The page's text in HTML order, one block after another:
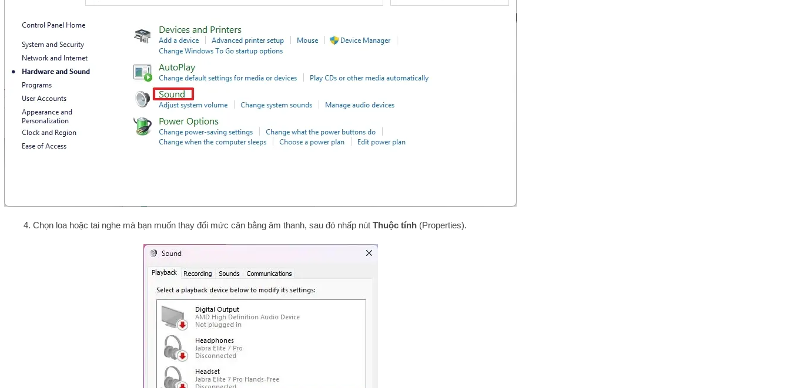
4. Chọn loa hoặc tai nghe mà bạn muốn thay đổi mức cân bằng âm thanh, sau đó nhấp nút Thuộc tính (Properties).